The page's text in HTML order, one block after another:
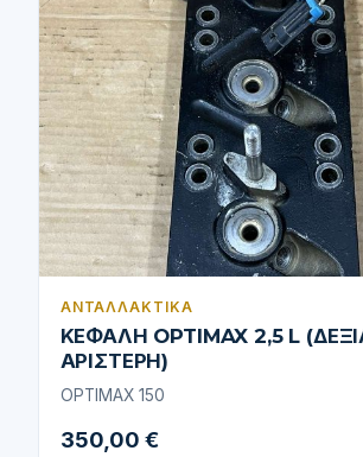
ΑΝΤΑΛΛΑΚΤΙΚΆ
ΚΕΦΑΛΗ OPTIMAX 2,5 L
ΑΡΙΣΤΕΡΗ)
OPTIMAX 150
350,00 €